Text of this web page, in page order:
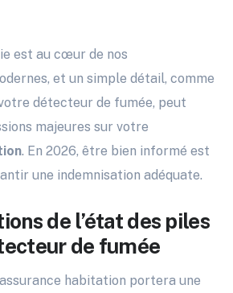
est au cœur de nos
et un simple détail, comme
détecteur de fumée, peut
majeures sur votre
. En 2026, être bien informé est
une indemnisation adéquate.
de l’état des piles
de fumée
habitation portera une